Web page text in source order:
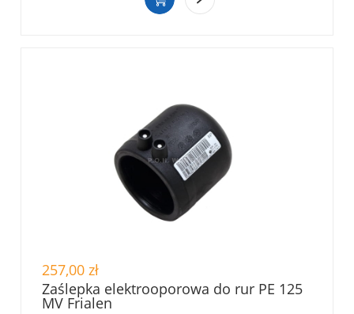
257,00 zł
Zaślepka elektrooporowa do rur PE 125
MV Frialen